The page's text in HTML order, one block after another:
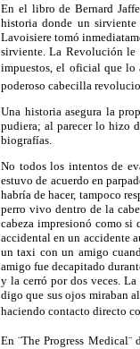
En el libro de Bernard
historia donde un
Lavoisiere tomó
sirviente. La Revolución le
impuestos, el oficial que lo
poderoso cabecilla
Una historia asegura la
pudiera; al parecer lo hizo
biografías.
No todos los intentos de
estuvo de acuerdo en
habría de hacer, tampoco
perro vivo dentro de la
cabeza impresionó como si
accidental en un accidente
un taxi con un amigo
amigo fue decapitado
y la cerró por dos veces.
digo que sus ojos miraban
haciendo contacto directo
En¨The Progress Medical¨